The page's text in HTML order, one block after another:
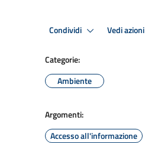
Condividi Vedi azioni
Categorie:
Ambiente
Argomenti:
Accesso all'informazione